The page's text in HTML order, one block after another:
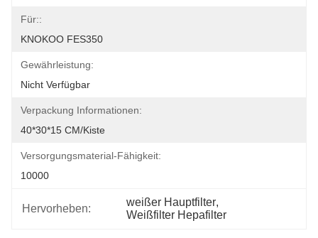
Für::
KNOKOO FES350
Gewährleistung:
Nicht Verfügbar
Verpackung Informationen:
40*30*15 CM/Kiste
Versorgungsmaterial-Fähigkeit:
10000
Hervorheben:
weißer Hauptfilter,
Weißfilter Hepafilter